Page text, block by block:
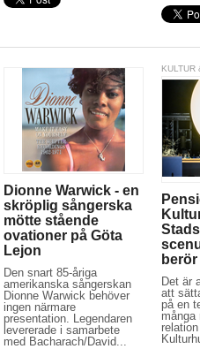
Dionne Warwick - en
skröplig sångerska
mötte stående
ovationer på Göta
Lejon
Den snart 85-åriga
amerikanska sångerskan
Dionne Warwick behöver
ingen närmare
presentation. Legendaren
levererade i samarbete
med Bacharach/David...
KULTUR
berör
Det är
att
på en
många